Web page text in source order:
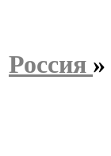
Россия »